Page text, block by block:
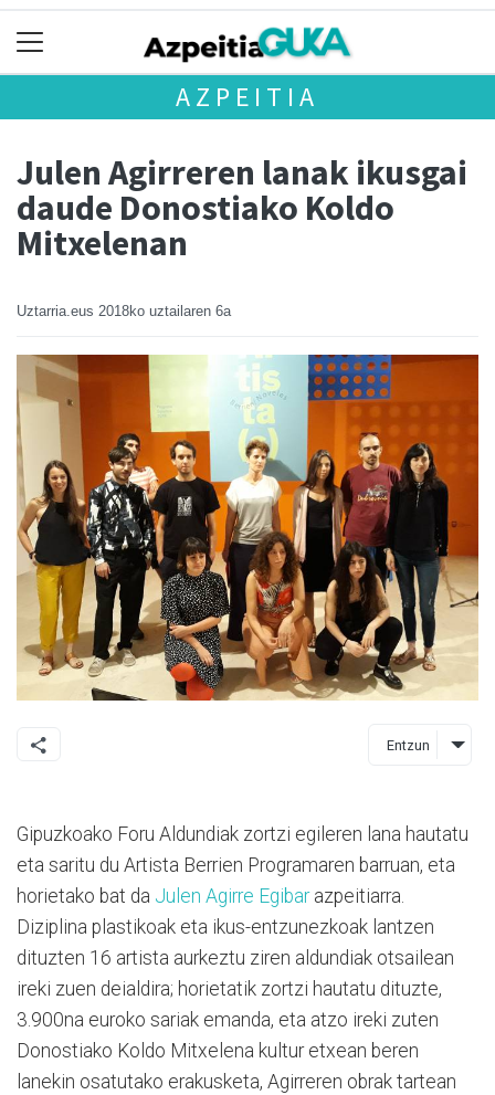
AZPEITIA
Julen Agirreren lanak ikusgai
daude Donostiako Koldo
Mitxelenan
Uztarria.eus 2018ko uztailaren 6a
Entzun
Gipuzkoako Foru Aldundiak zortzi egileren lana hautatu
eta saritu du Artista Berrien Programaren barruan, eta
horietako bat da Julen Agirre Egibarazpeitiarra.
Diziplina plastikoak eta ikus-entzunezkoak lantzen
dituzten 16 artista aurkeztu ziren aldundiak otsailean
ireki zuen deialdira; horietatik zortzi hautatu dituzte,
3.900na euroko sariak emanda, eta atzo ireki zuten
Donostiako Koldo Mitxelena kultur etxean beren
lanekin osatutako erakusketa, Agirreren obrak tartean